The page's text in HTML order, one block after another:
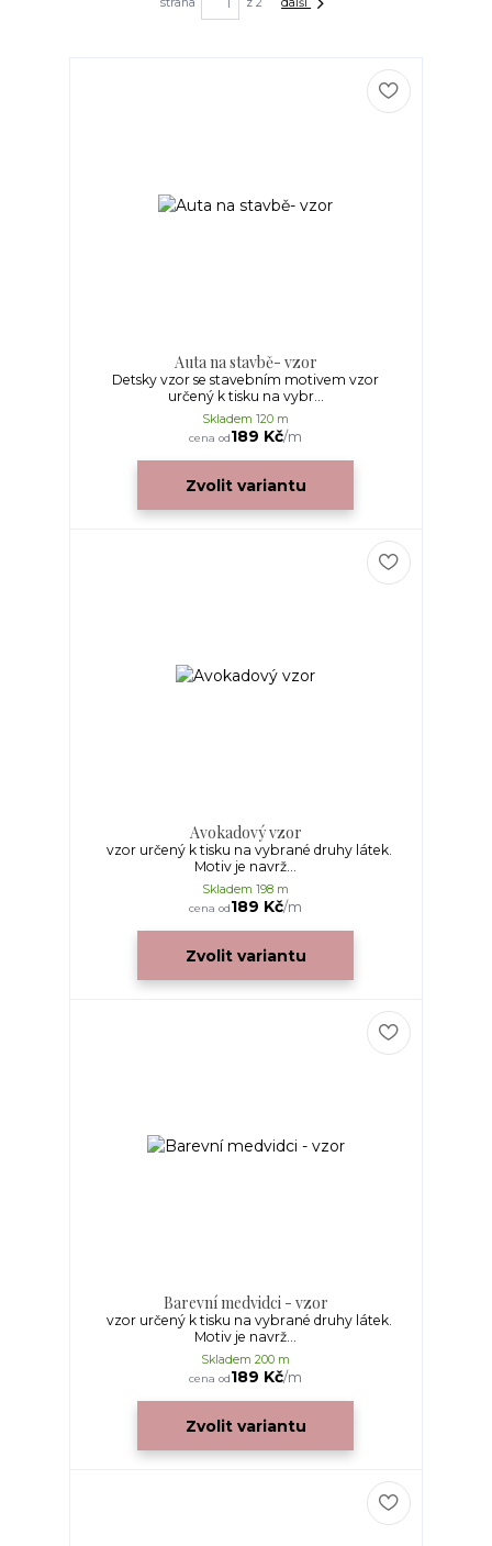
strana z 2 další
Auta na stavbě- vzor
Detsky vzor se stavebním motivem vzor
určený k tisku na vybr...
cena od189 Kč/m
Skladem 120 m
Zvolit variantu
Avokadový vzor
vzor určený k tisku na vybrané druhy látek.
Motiv je navrž...
cena od189 Kč/m
Skladem 198 m
Zvolit variantu
Barevní medvidci - vzor
vzor určený k tisku na vybrané druhy látek.
Motiv je navrž...
cena od189 Kč/m
Skladem 200 m
Zvolit variantu